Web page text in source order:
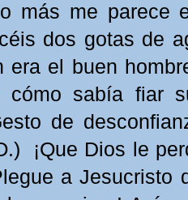
más me parece
dos gotas de
era el buen
cómo sabía fiar
de
¡Que Dios le
a Jesucristo